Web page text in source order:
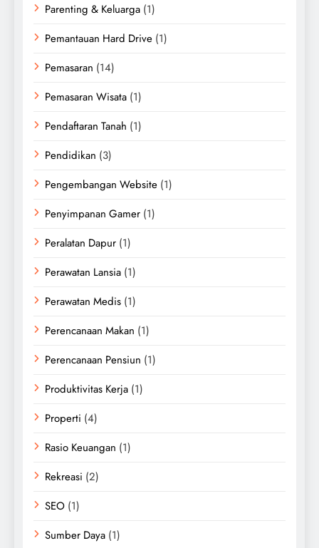
Parenting & Keluarga (1)
Pemantauan Hard Drive (1)
Pemasaran (14)
Pemasaran Wisata (1)
Pendaftaran Tanah (1)
Pendidikan (3)
Pengembangan Website (1)
Penyimpanan Gamer (1)
Peralatan Dapur (1)
Perawatan Lansia (1)
Perawatan Medis (1)
Perencanaan Makan (1)
Perencanaan Pensiun (1)
Produktivitas Kerja (1)
Properti (4)
Rasio Keuangan (1)
Rekreasi (2)
SEO (1)
Sumber Daya (1)